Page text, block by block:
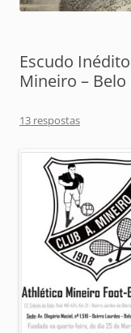
Escudo
Mineiro –
13 respostas